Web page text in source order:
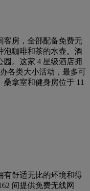
客房，全部配备免费无
泡咖啡和茶的水壶。酒
园。这家 4 星级酒店拥
各类大小活动，最多可
桑拿室和健身房位于 11
有舒适无比的环境和得
间提供免费无线网